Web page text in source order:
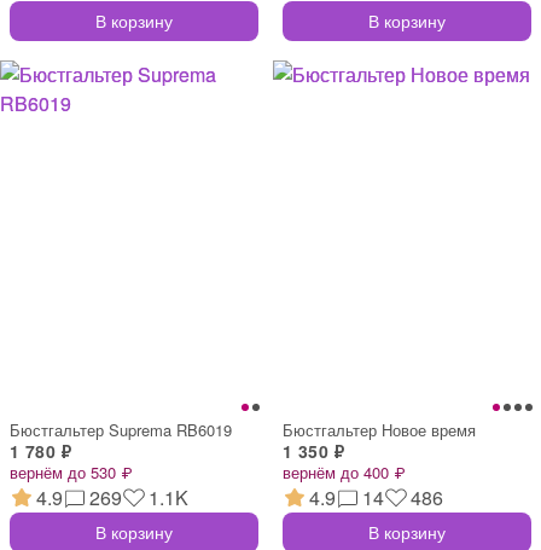
В корзину В корзину
Бюстгальтер Suprema RB6019
1 780 ₽
вернём до 530 ₽
4.9 269 1.1K
В корзину
Бюстгальтер Новое время
1 350 ₽
вернём до 400 ₽
4.9 14 486
В корзину